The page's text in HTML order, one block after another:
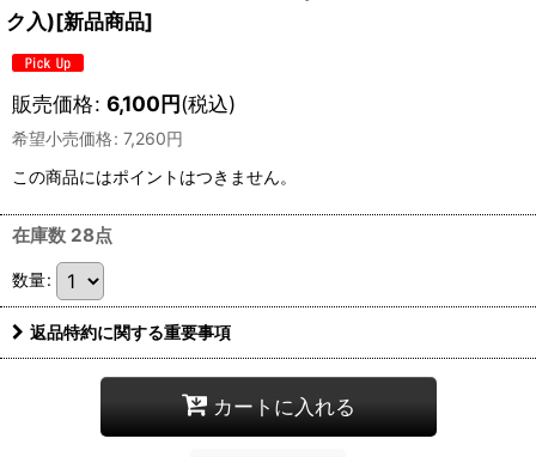
ク入)[新品商品]
販売価格: 6,100円(税込)
希望小売価格: 7,260円
この商品にはポイントはつきません。
在庫数 28点
数量:
返品特約に関する重要事項
カートに入れる